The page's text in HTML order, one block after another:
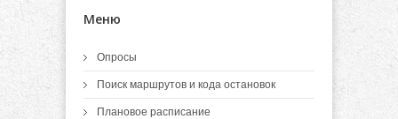
Меню
Опросы
Поиск маршрутов и кода остановок
Плановое расписание